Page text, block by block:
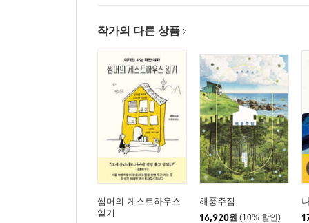
작가의 다른 상품
썸머의 게스트하우스
일기
해풍주점
16,920원 (10% 할인)